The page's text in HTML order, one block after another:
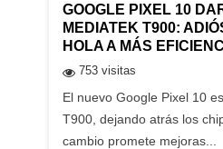
GOOGLE PIXEL 10
MEDIATEK T900:
HOLA A MÁS
753 visitas
El nuevo Google Pixel 10
T900, dejando atrás los
cambio promete mejoras...